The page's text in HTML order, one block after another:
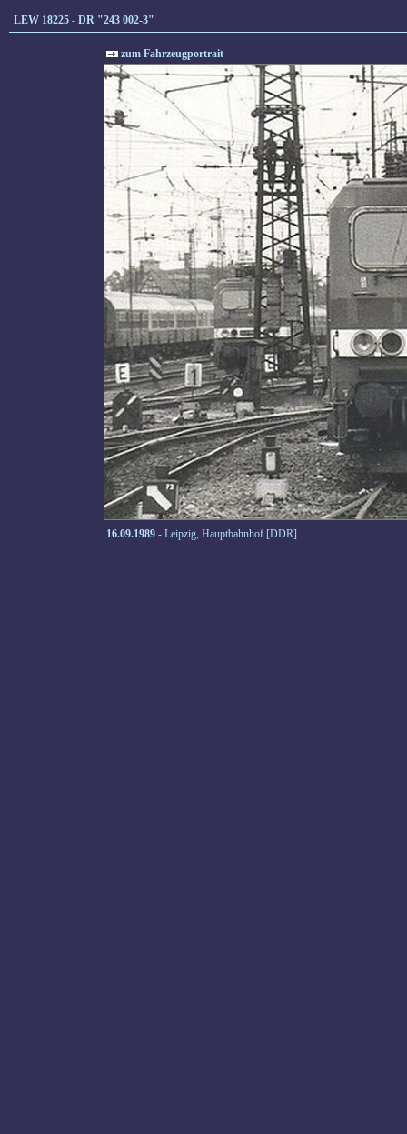
LEW 18225 - DR "243 002-3"
zum Fahrzeugportrait
16.09.1989 - Leipzig, Hauptbahnhof [DDR]